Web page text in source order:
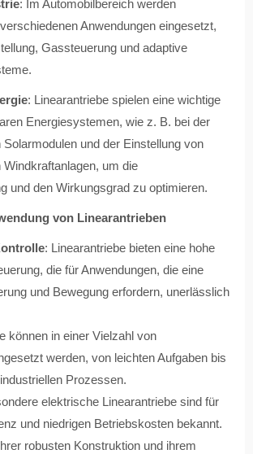
: Im Automobilbereich werden
Anwendungen eingesetzt,
Gassteuerung und adaptive
: Linearantriebe spielen eine wichtige
Energiesystemen, wie z. B. bei der
und der Einstellung von
Windkraftanlagen, um die
und den Wirkungsgrad zu optimieren.
von Linearantrieben
: Linearantriebe bieten eine hohe
die für Anwendungen, die eine
und Bewegung erfordern, unerlässlich
können in einer Vielzahl von
werden, von leichten Aufgaben bis
Prozessen.
elektrische Linearantriebe sind für
und niedrigen Betriebskosten bekannt.
robusten Konstruktion und ihrem